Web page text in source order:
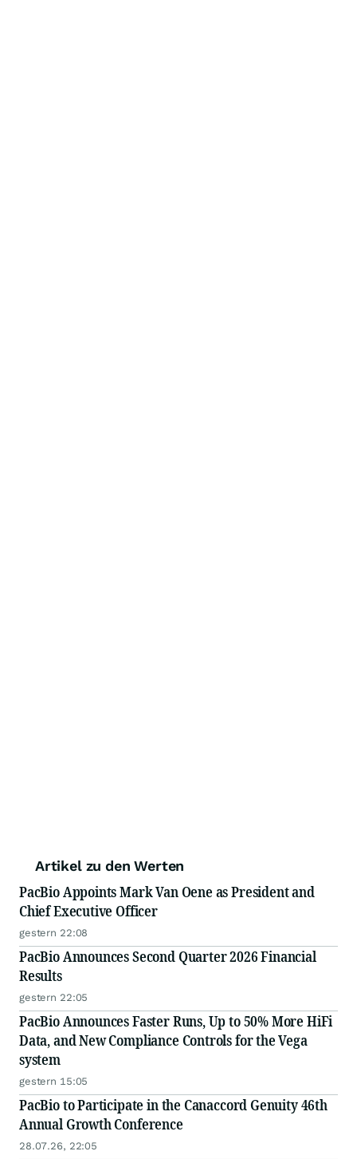
Artikel zu den Werten
PacBio Appoints Mark Van Oene as President and
Chief Executive Officer
gestern 22:08
PacBio Announces Second Quarter 2026 Financial
Results
gestern 22:05
PacBio Announces Faster Runs, Up to 50% More HiFi
Data, and New Compliance Controls for the Vega
system
gestern 15:05
PacBio to Participate in the Canaccord Genuity 46th
Annual Growth Conference
28.07.26, 22:05